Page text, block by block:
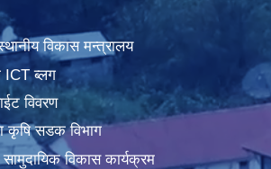
विकास मन्त्रालय
ICT ब्लग
विवरण
कृषि सडक विभाग
विकास कार्यक्रम